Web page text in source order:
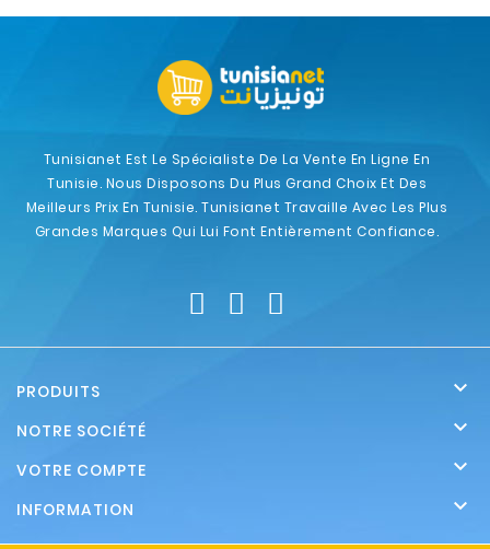
Tunisianet Est Le Spécialiste De La Vente En Ligne En
Tunisie. Nous Disposons Du Plus Grand Choix Et Des
Meilleurs Prix En Tunisie. Tunisianet Travaille Avec Les Plus
Grandes Marques Qui Lui Font Entièrement Confiance.
PRODUITS 
NOTRE SOCIÉTÉ 
VOTRE COMPTE 
INFORMATION 